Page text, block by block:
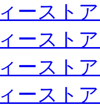
ースト
ースト
ースト
ースト